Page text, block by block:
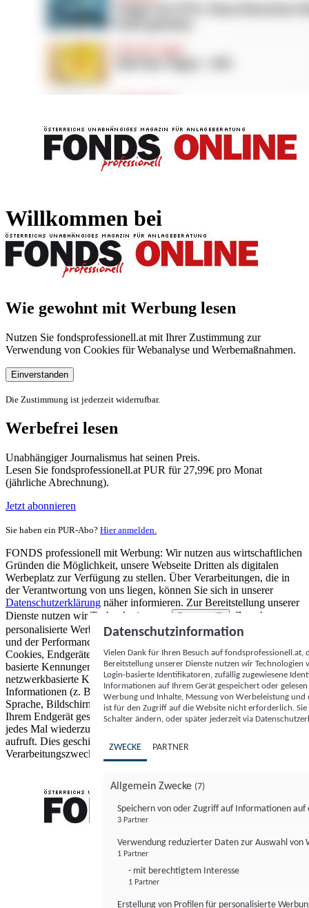
Willkommen bei
Wie gewohnt mit Werbung lesen
Nutzen Sie fondsprofessionell.at mit Ihrer Zustimmung zur
Verwendung von Cookies für Webanalyse und Werbemaßnahmen.
Einverstanden
Die Zustimmung ist jederzeit widerrufbar.
Werbefrei lesen
Unabhängiger Journalismus hat seinen Preis.
Lesen Sie fondsprofessionell.at PUR für 27,99€ pro Monat
(jährliche Abrechnung).
Jetzt abonnieren
Sie haben ein PUR-Abo? Hier anmelden.
FONDS professionell mit Werbung: Wir nutzen aus wirtschaftlichen
Gründen die Möglichkeit, unsere Webseite Dritten als digitalen
Werbeplatz zur Verfügung zu stellen. Über Verarbeitungen, die in
der Verantwortung von uns liegen, können Sie sich in unserer
Datenschutzerklärung näher informieren. Zur Bereitstellung unserer
Dienste nutzen wir Technologien von
Partnern (5)
. Zwecke:
personalisierte Werbung und Inhalte, Messung von Werbeleistung
und der Performance von Inhalten sowie Zielgruppenforschung.
Cookies, Endgeräte- oder ähnliche Online-Kennungen (z. B. login-
basierte Kennungen, zufällig generierte Kennungen,
netzwerkbasierte Kennungen) können zusammen mit anderen
Informationen (z. B. Browsertyp und Browserinformationen,
Sprache, Bildschirmgröße, unterstützte Technologien usw.) auf
Ihrem Endgerät gespeichert oder von dort ausgelesen werden, um es
jedes Mal wiederzuerkennen, wenn es eine App oder einer Webseite
aufruft. Dies geschieht für einen oder mehrere der hier aufgeführten
Verarbeitungszwecke.
Datenschutzinformation
Vielen Dank für Ihren Besuch auf
Bereitstellung unserer Dienste nutzen wir Technologien
Login-basierte Identifikatoren, zufällig zugewiesene
Informationen auf Ihrem Gerät gespeichert oder
Werbung und Inhalte, Messung von Werbeleistung
ist für den Zugriff auf die Website nicht erforderlich.
Schalter ändern, oder später jederzeit via
ZWECKE PARTNER
Allgemein Zwecke (7)
Speichern von oder Zugriff auf Informationen auf
3 Partner
Verwendung reduzierter Daten zur Auswahl von
1 Partner
- mit berechtigtem Interesse
1 Partner
Erstellung von Profilen für personalisierte
FONDS professionell